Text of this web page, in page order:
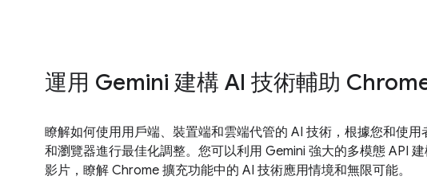
運用 Gemini 建構 AI 技術輔助
瞭解如何使用用戶端、裝置端和雲端代管的 AI 技術，根據您和使用
和瀏覽器進行最佳化調整。您可以利用 Gemini 強大的多模態 API
影片，瞭解 Chrome 擴充功能中的 AI 技術應用情境和無限可能。